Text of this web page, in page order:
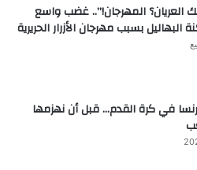
العريان؟ المهرجان!”.. غضب واسع
بسبب مهرجان الأزرار الحريرية
في كرة القدم… قبل أن نهزمها